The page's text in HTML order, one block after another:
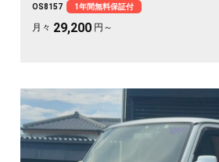
とアウトドアへ繰り出したくなる一台です🚗 前向き
付》です📌
OS8157 1年間無料保証付
月々 29,200 円～